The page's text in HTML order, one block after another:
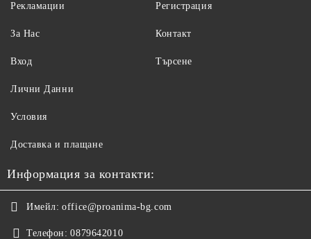
Рекламации
За Нас
Вход
Регистрация
Контакт
Търсене
Лични Данни
Условия
Доставка и плащане
Информация за контакти:
Имейл: office@proanima-bg.com
Телефон: 0879642010